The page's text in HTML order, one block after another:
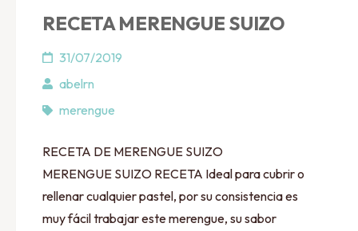
RECETA MERENGUE SUIZO
31/07/2019
abelrn
merengue
RECETA DE MERENGUE SUIZO
MERENGUE SUIZO RECETA Ideal para cubrir o
rellenar cualquier pastel, por su consistencia es
muy fácil trabajar este merengue, su sabor